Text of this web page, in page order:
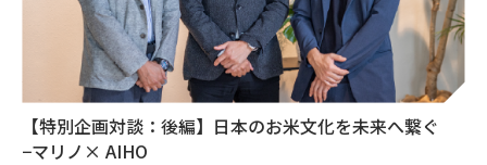
【特別企画対談：後編】日本のお米文化を未来へ繋ぐ
−マリノ× AIHO